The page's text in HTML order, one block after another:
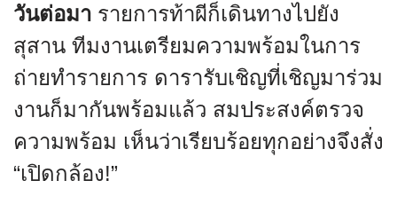
วันต่อมา รายการท้าผีก็เดินทางไปยัง
สุสาน ทีมงานเตรียมความพร้อมในการ
ถ่ายทำรายการ ดารารับเชิญที่เชิญมาร่วม
งานก็มากันพร้อมแล้ว สมประสงค์ตรวจ
ความพร้อม เห็นว่าเรียบร้อยทุกอย่างจึงสั่ง
“เปิดกล้อง!”